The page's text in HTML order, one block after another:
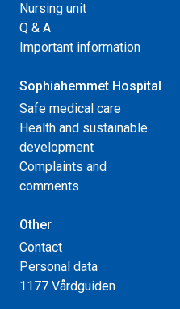
Nursing unit
Q & A
Important information
Sophiahemmet Hospital
Safe medical care
Health and sustainable
development
Complaints and
comments
Other
Contact
Personal data
1177 Vårdguiden